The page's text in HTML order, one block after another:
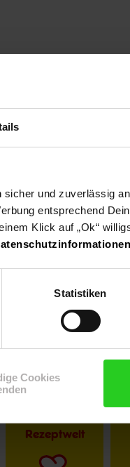
und zuverlässig
entsprechend
Klick auf „Ok“
Statistiken
Cookies
aus
für gemeinnützige
10 ct Betrag
kannst findest du
Rezeptwelt